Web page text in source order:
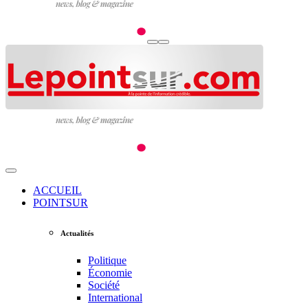
ACCUEIL
POINTSUR
Actualités
Politique
Économie
Société
International